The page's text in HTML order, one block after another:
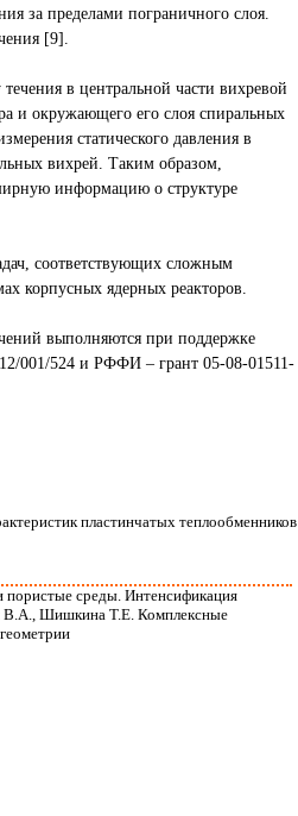
за пределами пограничного слоя.
[9].
в центральной части вихревой
и окружающего его слоя спиральных
статического давления в
вихрей. Таким образом,
информацию о структуре
соответствующих сложным
корпусных ядерных реакторов.
выполняются при поддержке
001/524 и РФФИ – грант 05-08-01511-
пластинчатых теплообменников
среды. Интенсификация
В.А., Шишкина Т.Е. Комплексные